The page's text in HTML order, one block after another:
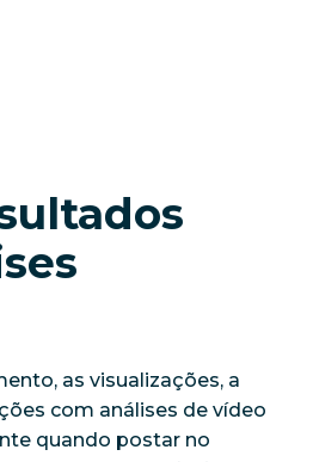
as visualizações, a
com análises de vídeo
quando postar no